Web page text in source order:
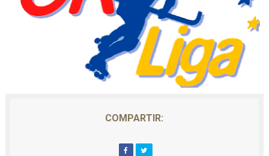
COMPARTIR: